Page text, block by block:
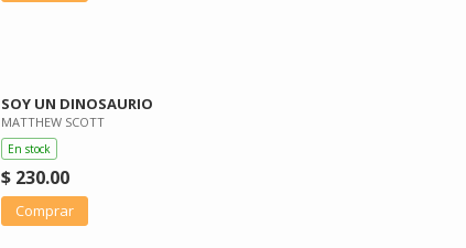
SOY UN DINOSAURIO
MATTHEW SCOTT
En stock
$ 230.00
Comprar